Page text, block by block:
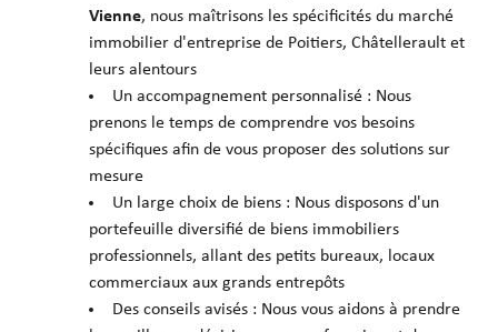
Vienne, nous maîtrisons les spécificités du marché
immobilier d'entreprise de Poitiers, Châtellerault et
leurs alentours
Un accompagnement personnalisé : Nous
prenons le temps de comprendre vos besoins
spécifiques afin de vous proposer des solutions sur
mesure
Un large choix de biens : Nous disposons d'un
portefeuille diversifié de biens immobiliers
professionnels, allant des petits bureaux, locaux
commerciaux aux grands entrepôts
Des conseils avisés : Nous vous aidons à prendre